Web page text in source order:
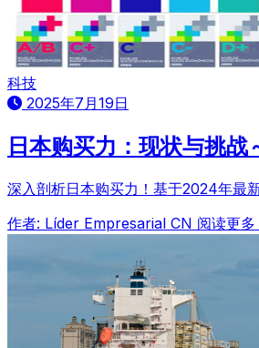
科技
2025年7月19日
日本购买力：现状与挑战
深入剖析日本购买力！基于2024年最
作者: Líder Empresarial CN 阅读更